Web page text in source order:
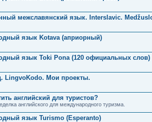
межславянский язык. Interslavic.
язык Kotava (априорный)
язык Toki Pona (120 официальных слов)
LingvoKodo. Мои проекты.
английский для туристов?
английского для международного туризма.
язык Turismo (Esperanto)